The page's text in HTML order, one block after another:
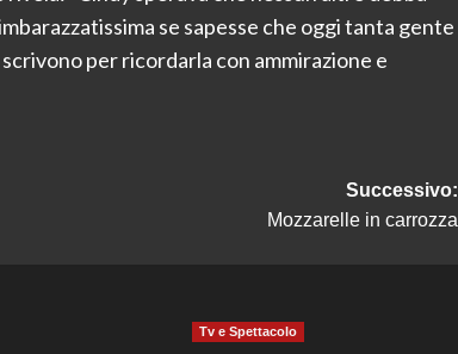
se sapesse che oggi tanta gente
per ricordarla con ammirazione e
Successivo:
Mozzarelle in carrozza
Tv e Spettacolo